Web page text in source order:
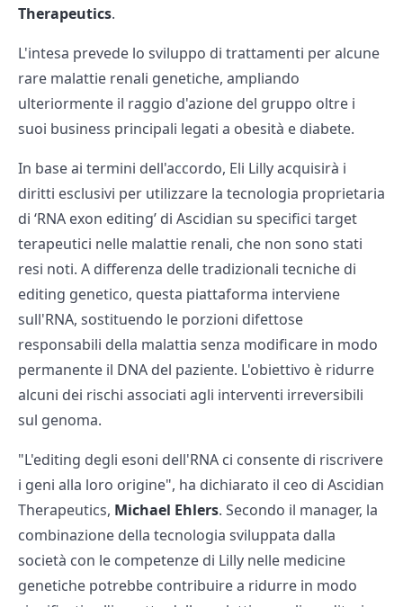
Therapeutics.
L'intesa prevede lo sviluppo di trattamenti per alcune
rare malattie renali genetiche, ampliando
ulteriormente il raggio d'azione del gruppo oltre i
suoi business principali legati a obesità e diabete.
In base ai termini dell'accordo, Eli Lilly acquisirà i
diritti esclusivi per utilizzare la tecnologia proprietaria
di ‘RNA exon editing’ di Ascidian su specifici target
terapeutici nelle malattie renali, che non sono stati
resi noti. A differenza delle tradizionali tecniche di
editing genetico, questa piattaforma interviene
sull'RNA, sostituendo le porzioni difettose
responsabili della malattia senza modificare in modo
permanente il DNA del paziente. L'obiettivo è ridurre
alcuni dei rischi associati agli interventi irreversibili
sul genoma.
"L'editing degli esoni dell'RNA ci consente di riscrivere
i geni alla loro origine", ha dichiarato il ceo di Ascidian
Therapeutics, Michael Ehlers. Secondo il manager, la
combinazione della tecnologia sviluppata dalla
società con le competenze di Lilly nelle medicine
genetiche potrebbe contribuire a ridurre in modo